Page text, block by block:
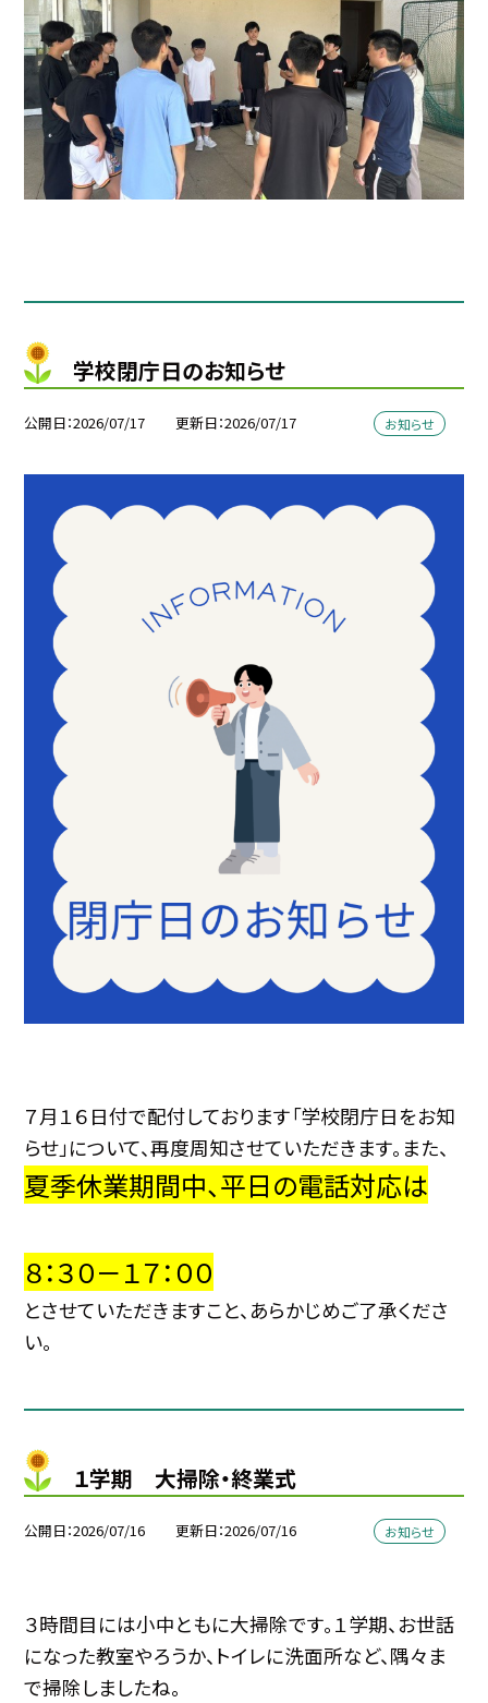
学校閉庁日のお知らせ
公開日 2026/07/17 更新日 2026/07/17 お知らせ
７月１６日付で配付しております「学校閉庁日をお知
らせ」について、再度周知させていただきます。また、
夏季休業期間中、平日の電話対応は
８：３０－１７：００
とさせていただきますこと、あらかじめご了承くださ
い。
１学期 大掃除・終業式
公開日 2026/07/16 更新日 2026/07/16 お知らせ
３時間目には小中ともに大掃除です。１学期、お世話
になった教室やろうか、トイレに洗面所など、隅々ま
で掃除しましたね。